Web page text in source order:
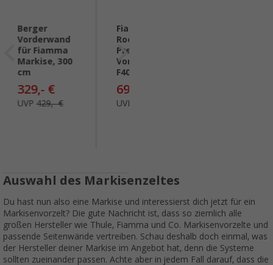
Berger
Vorderwand
für Fiamma
Markise, 300
cm
329,- €
UVP 429,- €
Fiamma
Room F40Van
Premium
Vorzelt für
F40 Markise
699,- €
UVP
Auswahl des Markisenzeltes
Du hast nun also eine Markise und interessierst dich jetzt für ein
Markisenvorzelt? Die gute Nachricht ist, dass so ziemlich alle
großen Hersteller wie Thule, Fiamma und Co. Markisenvorzelte und
passende Seitenwände vertreiben. Schau deshalb doch einmal, was
der Hersteller deiner Markise im Angebot hat, denn die Systeme
sollten zueinander passen. Achte aber in jedem Fall darauf, dass die